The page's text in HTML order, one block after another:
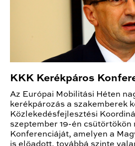
KKK Kerékpáros
Az Európai Mobilitási Héten
kerékpározás a szakemberek
Közlekedésfejlesztési
szeptember 19-én
Konferenciáját, amelyen a
is előadott, továbbá szinte